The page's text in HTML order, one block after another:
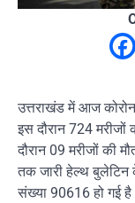
उत्तराखंड में आज
इस दौरान 724 मरीजों
दौरान 09 मरीजों की
तक जारी हेल्थ बुलेटिन
संख्या 90616 हो गई